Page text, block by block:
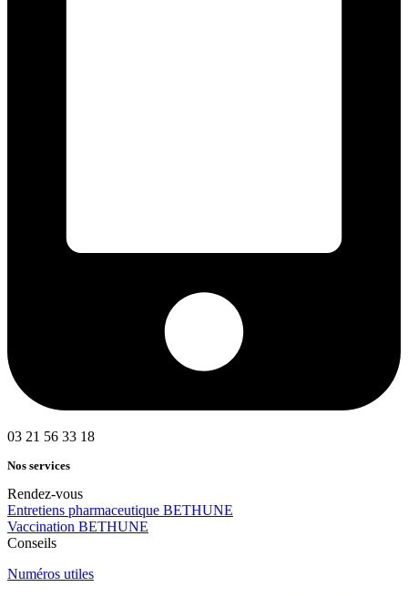
03 21 56 33 18
Nos services
Rendez-vous
Entretiens pharmaceutique BETHUNE
Vaccination BETHUNE
Conseils
Numéros utiles